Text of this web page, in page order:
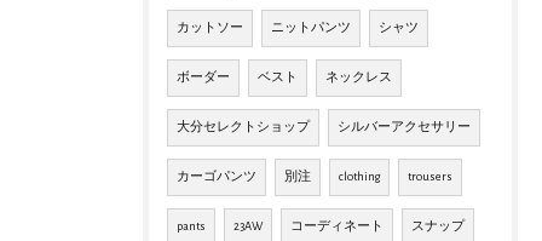
カットソー ニットパンツ シャツ
ボーダー ベスト ネックレス
大分セレクトショップ シルバーアクセサリー
カーゴパンツ 別注 clothing trousers
pants 23AW コーディネート スナップ